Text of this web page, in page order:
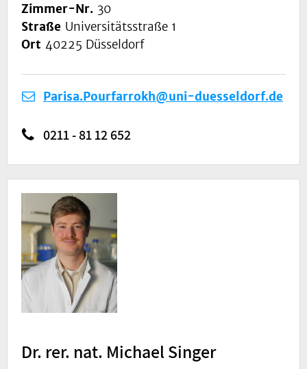
Zimmer-Nr. 30
Straße Universitätsstraße 1
Ort 40225 Düsseldorf
Parisa.Pourfarrokh@uni-duesseldorf.de
0211 - 81 12 652
Dr. rer. nat. Michael Singer